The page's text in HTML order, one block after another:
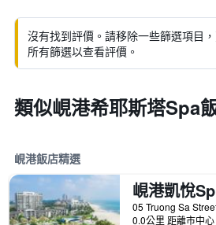
沒有找到評價。請移除一些篩選項目
所有篩選以查看評價。
類似峴港希耶斯塔Spa
峴港飯店精選
0.0公里 距離市中心